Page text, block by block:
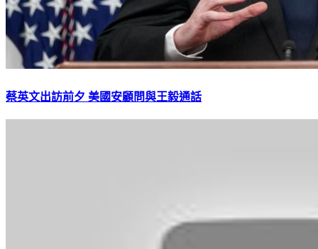
蔡英文出訪前夕 美國安顧問與王毅通話